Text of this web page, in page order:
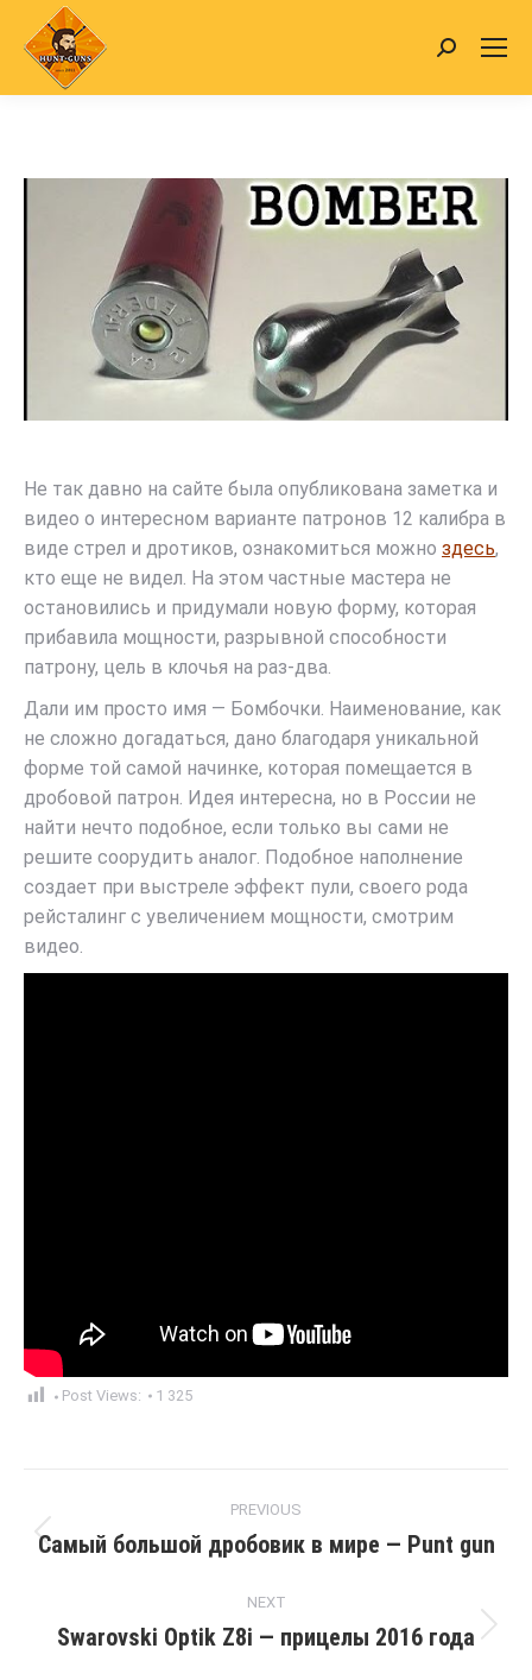
Search:
Не так давно на сайте была опубликована заметка и
видео о интересном варианте патронов 12 калибра в
виде стрел и дротиков, ознакомиться можно здесь,
кто еще не видел. На этом частные мастера не
остановились и придумали новую форму, которая
прибавила мощности, разрывной способности
патрону, цель в клочья на раз-два.
Дали им просто имя — Бомбочки. Наименование, как
не сложно догадаться, дано благодаря уникальной
форме той самой начинке, которая помещается в
дробовой патрон. Идея интересна, но в России не
найти нечто подобное, если только вы сами не
решите соорудить аналог. Подобное наполнение
создает при выстреле эффект пули, своего рода
рейсталинг с увеличением мощности, смотрим
видео.
Post Views: 1 325
navigation
PREVIOUS
Previous
Самый большой дробовик в мире — Punt gun
NEXT
Next
Swarovski Optik Z8i — прицелы 2016 года